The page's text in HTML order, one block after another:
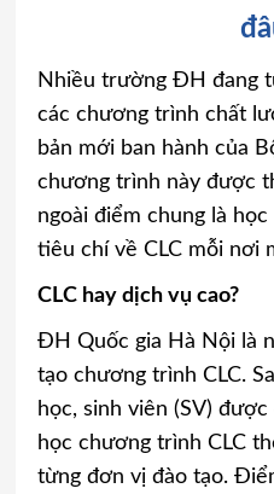
Nhiều trường ĐH đang
các chương trình chất
bản mới ban hành của
chương trình này được
ngoài điểm chung là
tiêu chí về CLC mỗi nơi
CLC hay dịch vụ cao?
ĐH Quốc gia Hà Nội là
tạo chương trình CLC.
học, sinh viên (SV)
học chương trình CLC
từng đơn vị đào tạo.